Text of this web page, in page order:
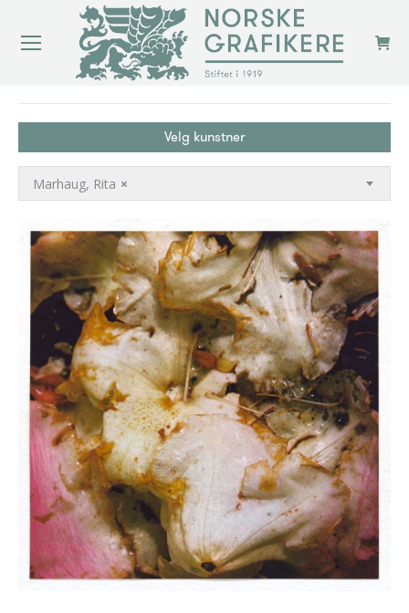
Velg kunstner
×
Marhaug, Rita